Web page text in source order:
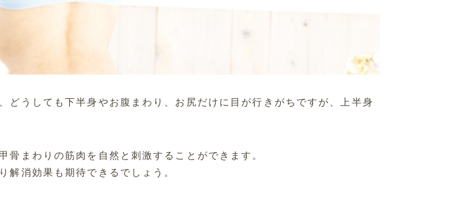
どうしても下半身やお腹まわり、お尻だけに目が行きがちですが、上半身
まわりの筋肉を自然と刺激することができます。
解消効果も期待できるでしょう。